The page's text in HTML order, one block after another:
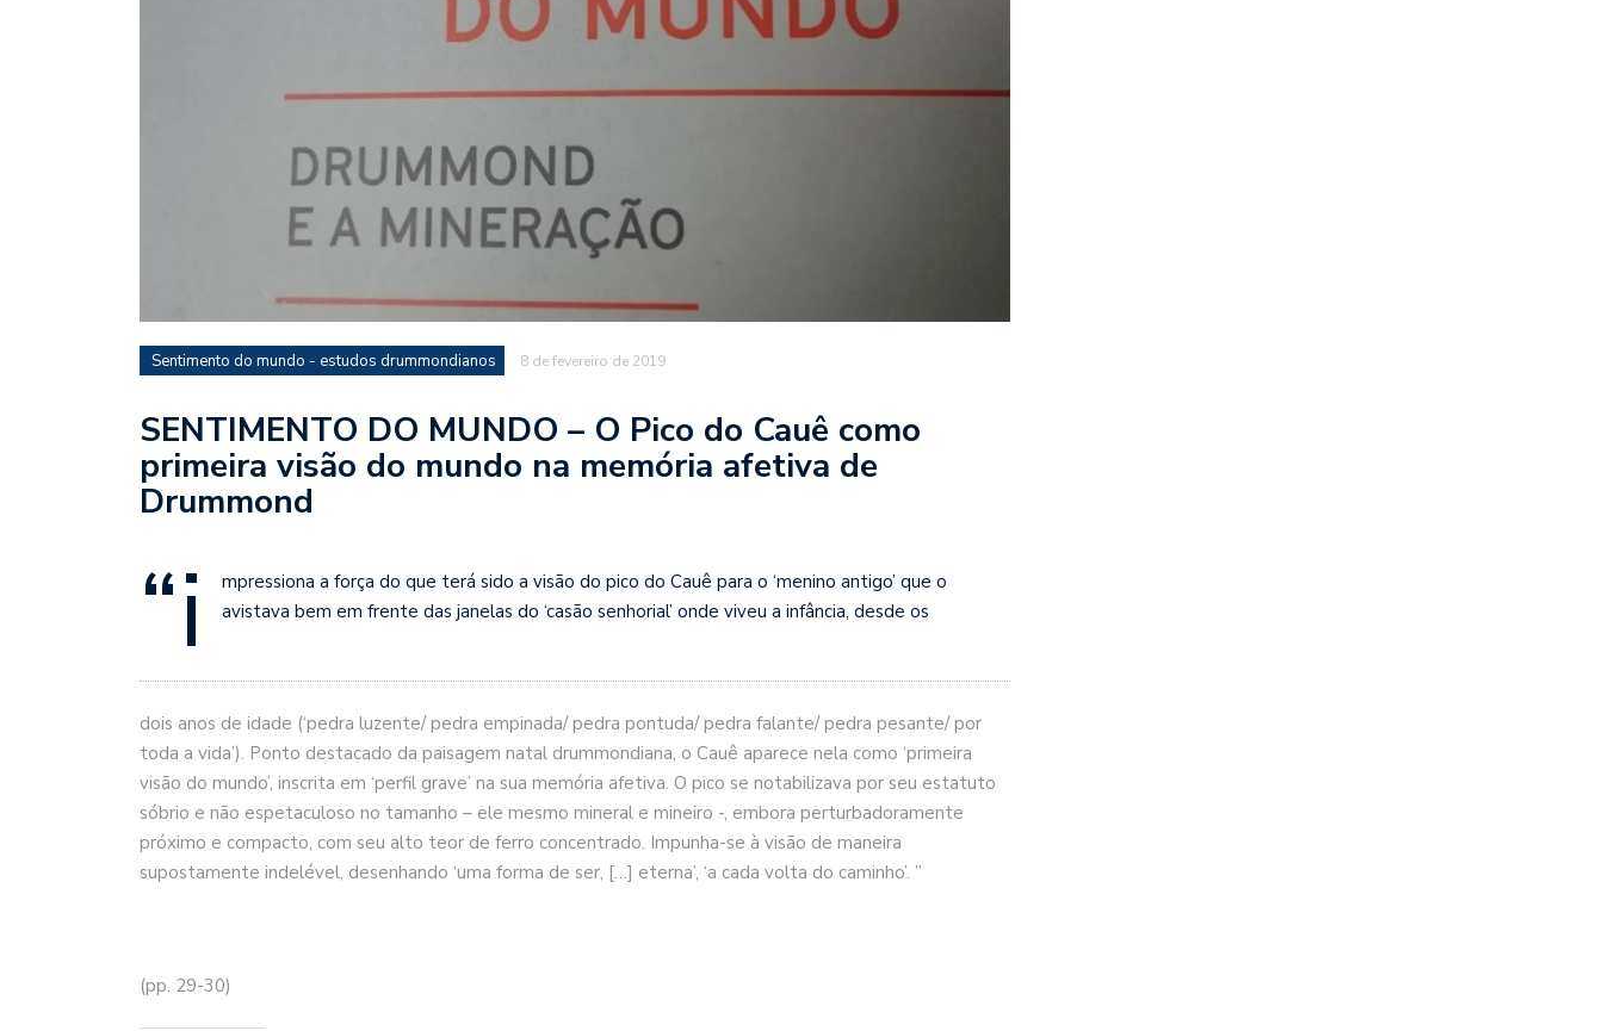
Sentimento do mundo - estudos drummondianos 8 de fevereiro de 2019
SENTIMENTO DO MUNDO – O Pico do Cauê como
primeira visão do mundo na memória afetiva de
Drummond
“i
mpressiona a força do que terá sido a visão do pico do Cauê para o ‘menino antigo’ que o
avistava bem em frente das janelas do ‘casão senhorial’ onde viveu a infância, desde os
dois anos de idade (‘pedra luzente/ pedra empinada/ pedra pontuda/ pedra falante/ pedra pesante/ por
toda a vida’). Ponto destacado da paisagem natal drummondiana, o Cauê aparece nela como ‘primeira
visão do mundo’, inscrita em ‘perfil grave’ na sua memória afetiva. O pico se notabilizava por seu estatuto
sóbrio e não espetaculoso no tamanho – ele mesmo mineral e mineiro -, embora perturbadoramente
próximo e compacto, com seu alto teor de ferro concentrado. Impunha-se à visão de maneira
supostamente indelével, desenhando ‘uma forma de ser, […] eterna’, ‘a cada volta do caminho’. ”
(pp. 29-30)